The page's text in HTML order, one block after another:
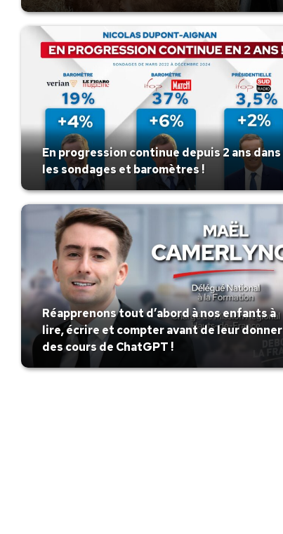
En progression continue depuis 2 ans dans
les sondages et baromètres !
Réapprenons tout d’abord à nos enfants à
lire, écrire et compter avant de leur donner
des cours de ChatGPT !